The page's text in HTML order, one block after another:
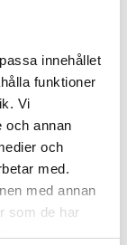
innehållet
funktioner
Vi
och annan
och
med.
med annan
som de har